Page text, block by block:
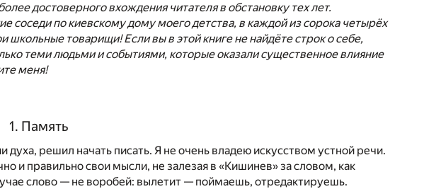
достоверного вхождения читателя в обстановку тех лет.
соседи по киевскому дому моего детства, в каждой из сорока четырёх
товарищи! Если вы в этой книге не найдёте строк о себе,
теми людьми и событиями, которые оказали существенное влияние
меня!
1. Память
духа, решил начать писать. Я не очень владею искусством устной речи.
и правильно свои мысли, не залезая в «Кишинев» за словом, как
слово — не воробей: вылетит — поймаешь, отредактируешь.